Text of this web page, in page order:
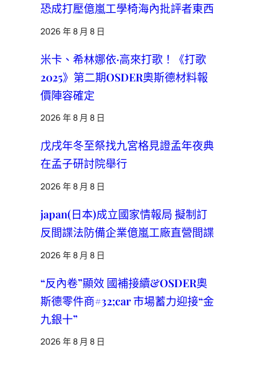
恐成打壓億嵐工學椅海內批評者東西
2026 年 8 月 8 日
米卡、希林娜依·高來打歌！《打歌
2025》第二期OSDER奧斯德材料報
價陣容確定
2026 年 8 月 8 日
戊戌年冬至祭找九宮格見證孟年夜典
在孟子研討院舉行
2026 年 8 月 8 日
japan(日本)成立國家情報局 擬制訂
反間諜法防備企業億嵐工廠直營間諜
2026 年 8 月 8 日
“反內卷”顯效 國補接續&OSDER奧
斯德零件商#32;car 市場蓄力迎接“金
九銀十”
2026 年 8 月 8 日